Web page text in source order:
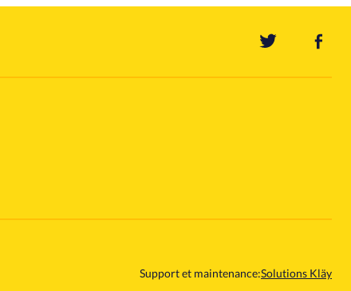
Support et maintenance:Solutions Kläy